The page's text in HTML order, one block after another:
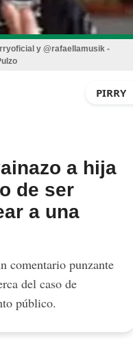
y @rafaellamusik -
PIRRY
a hija
de ser
a una
comentario punzante
del caso de
público.